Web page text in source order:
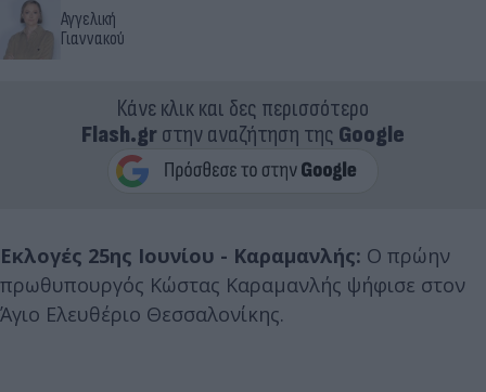
Αγγελική
Γιαννακού
Κάνε κλικ και δες περισσότερο
Flash.grστην αναζήτηση της Google
Εκλογές 25ης Ιουνίου - Καραμανλής: Ο πρώην
πρωθυπουργός Κώστας Καραμανλής ψήφισε στον
Άγιο Ελευθέριο Θεσσαλονίκης.